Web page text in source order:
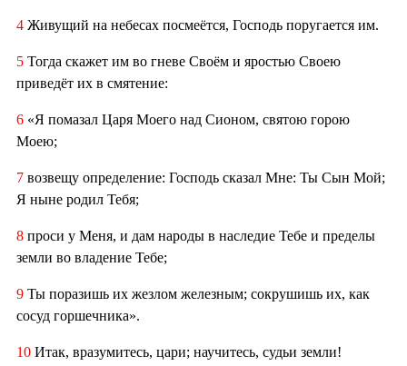
4 Живущий на небесах посмеётся, Господь поругается им.
5 Тогда скажет им во гневе Своём и яростью Своею
приведёт их в смятение:
6 «Я помазал Царя Моего над Сионом, святою горою
Моею;
7 возвещу определение: Господь сказал Мне: Ты Сын Мой;
Я ныне родил Тебя;
8 проси у Меня, и дам народы в наследие Тебе и пределы
земли во владение Тебе;
9 Ты поразишь их жезлом железным; сокрушишь их, как
сосуд горшечника».
10 Итак, вразумитесь, цари; научитесь, судьи земли!